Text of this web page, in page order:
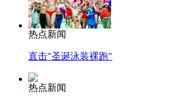
热点新闻
直击"圣诞泳装裸跑"
热点新闻